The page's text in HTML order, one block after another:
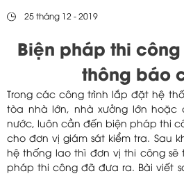
25 tháng 12 - 2019
Biện pháp thi
thông báo
Trong các công trình lắp đặt hệ
tòa nhà lớn, nhà xưởng lớn hoặc
nước, luôn cần đến biện pháp thi
cho đơn vị giám sát kiểm tra. Sau
hệ thống lao thì đơn vị thi công
pháp thi công đã đưa ra. Bài viết